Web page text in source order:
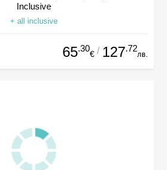
Inclusive
+ all inclusive
65.30
€ / 127.72
лв.